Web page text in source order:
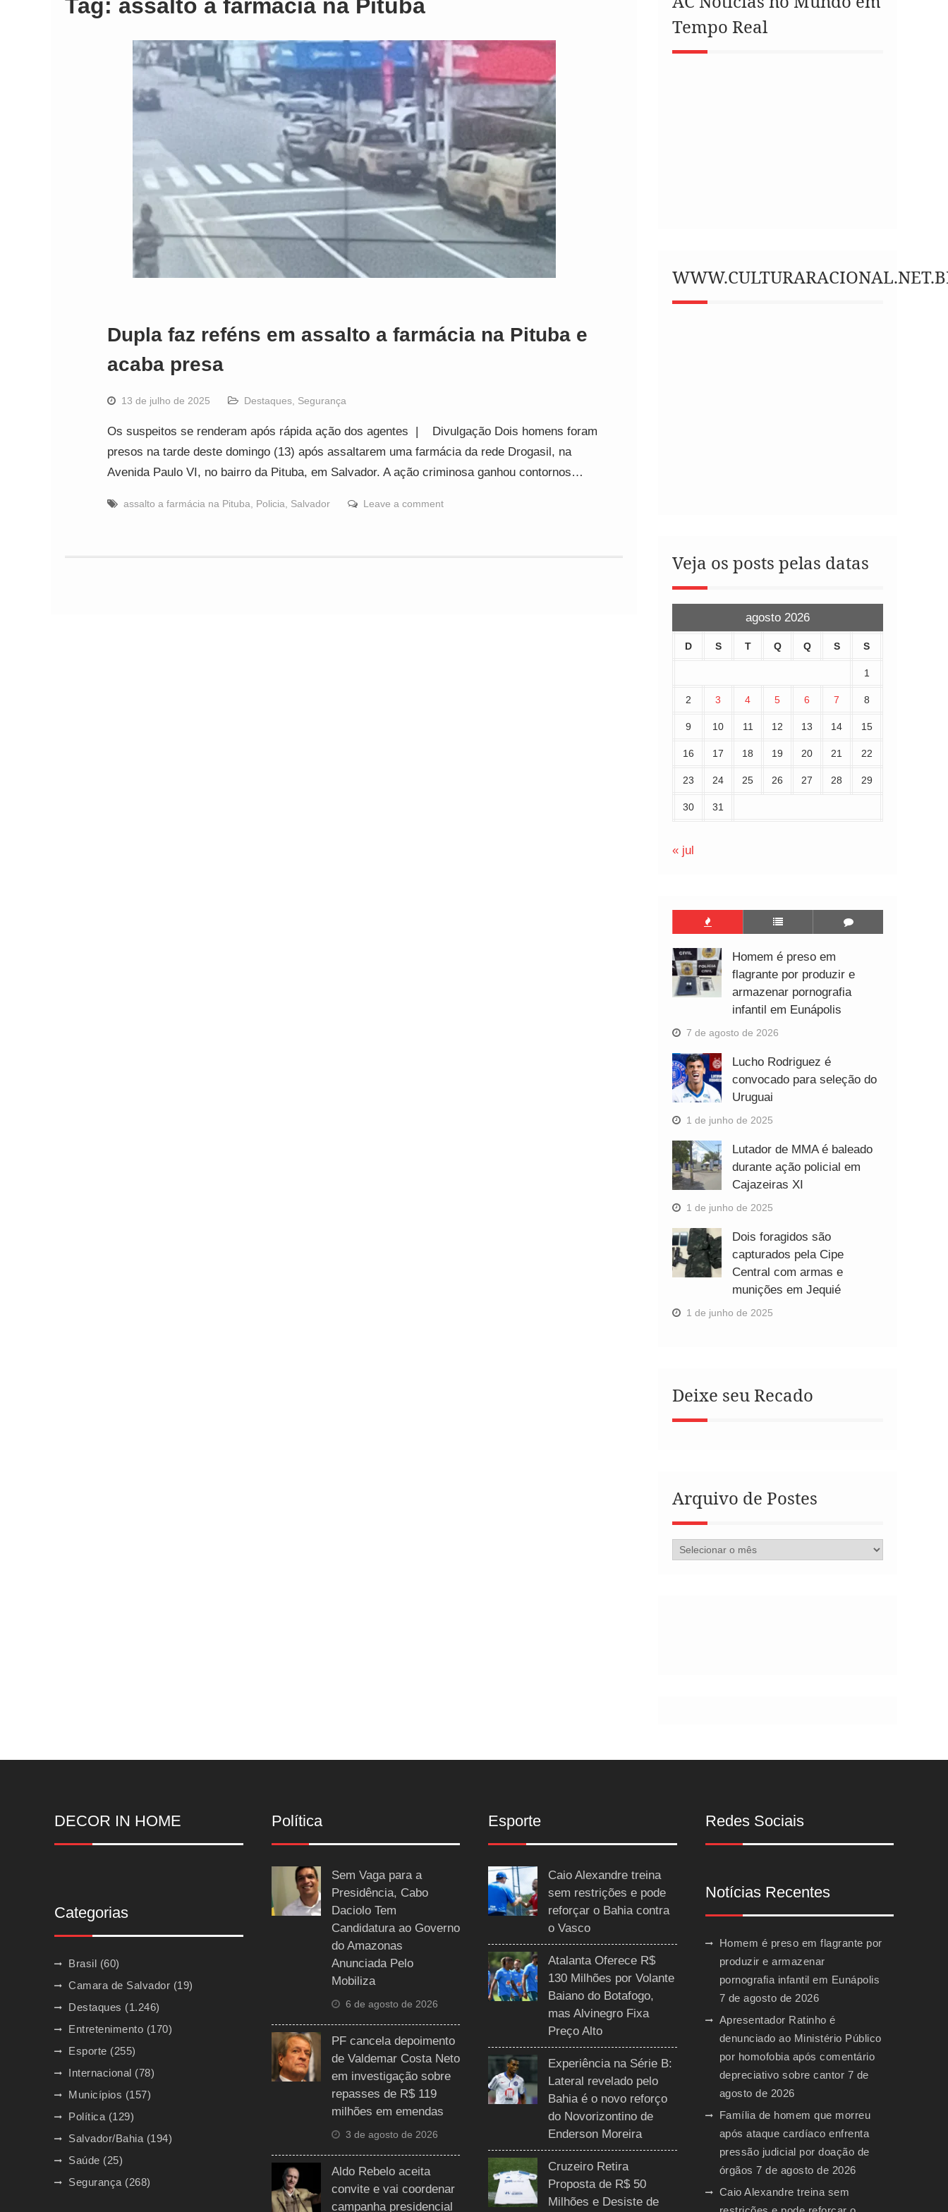
Tag: assalto a farmácia na Pituba
Dupla faz reféns em assalto a farmácia na Pituba e
acaba presa
13 de julho de 2025 Destaques Segurança
Os suspeitos se renderam após rápida ação dos agentes | Divulgação Dois homens foram
presos na tarde deste domingo (13) após assaltarem uma farmácia da rede Drogasil, na
Avenida Paulo VI, no bairro da Pituba, em Salvador. A ação criminosa ganhou contornos…
assalto a farmácia na Pituba Policia Salvador Leave a comment
Tempo Real
Veja os posts pelas datas
agosto 2026
D S T Q Q S S
1
2 3 4 5 6 7 8
9 10 11 12 13 14 15
16 17 18 19 20 21 22
23 24 25 26 27 28 29
30 31
« jul
Homem é preso em
flagrante por produzir e
armazenar pornografia
infantil em Eunápolis
7 de agosto de 2026
Lucho Rodriguez é
convocado para seleção do
Uruguai
1 de junho de 2025
Lutador de MMA é baleado
durante ação policial em
Cajazeiras XI
1 de junho de 2025
Dois foragidos são
capturados pela Cipe
Central com armas e
munições em Jequié
1 de junho de 2025
Deixe seu Recado
Arquivo de Postes
Arquivo
DECOR IN HOME
Categorias
Brasil (60)
Camara de Salvador (19)
Destaques (1.246)
Entretenimento (170)
Esporte (255)
Internacional (78)
Municípios (157)
Política (129)
Salvador/Bahia (194)
Saúde (25)
Segurança (268)
Política
Sem Vaga para a
Presidência, Cabo
Daciolo Tem
Candidatura ao Governo
do Amazonas
Anunciada Pelo
Mobiliza
6 de agosto de 2026
PF cancela depoimento
de Valdemar Costa Neto
em investigação sobre
repasses de R$ 119
milhões em emendas
3 de agosto de 2026
Aldo Rebelo aceita
convite e vai coordenar
campanha presidencial
Esporte
Caio Alexandre treina
sem restrições e pode
reforçar o Bahia contra
o Vasco
Atalanta Oferece R$
130 Milhões por Volante
Baiano do Botafogo,
mas Alvinegro Fixa
Preço Alto
Experiência na Série B:
Lateral revelado pelo
Bahia é o novo reforço
do Novorizontino de
Enderson Moreira
Cruzeiro Retira
Proposta de R$ 50
Milhões e Desiste de
Redes Sociais
Notícias Recentes
Homem é preso em flagrante por
produzir e armazenar
pornografia infantil em Eunápolis
7 de agosto de 2026
Apresentador Ratinho é
denunciado ao Ministério Público
por homofobia após comentário
depreciativo sobre cantor 7 de
agosto de 2026
Família de homem que morreu
após ataque cardíaco enfrenta
pressão judicial por doação de
órgãos 7 de agosto de 2026
Caio Alexandre treina sem